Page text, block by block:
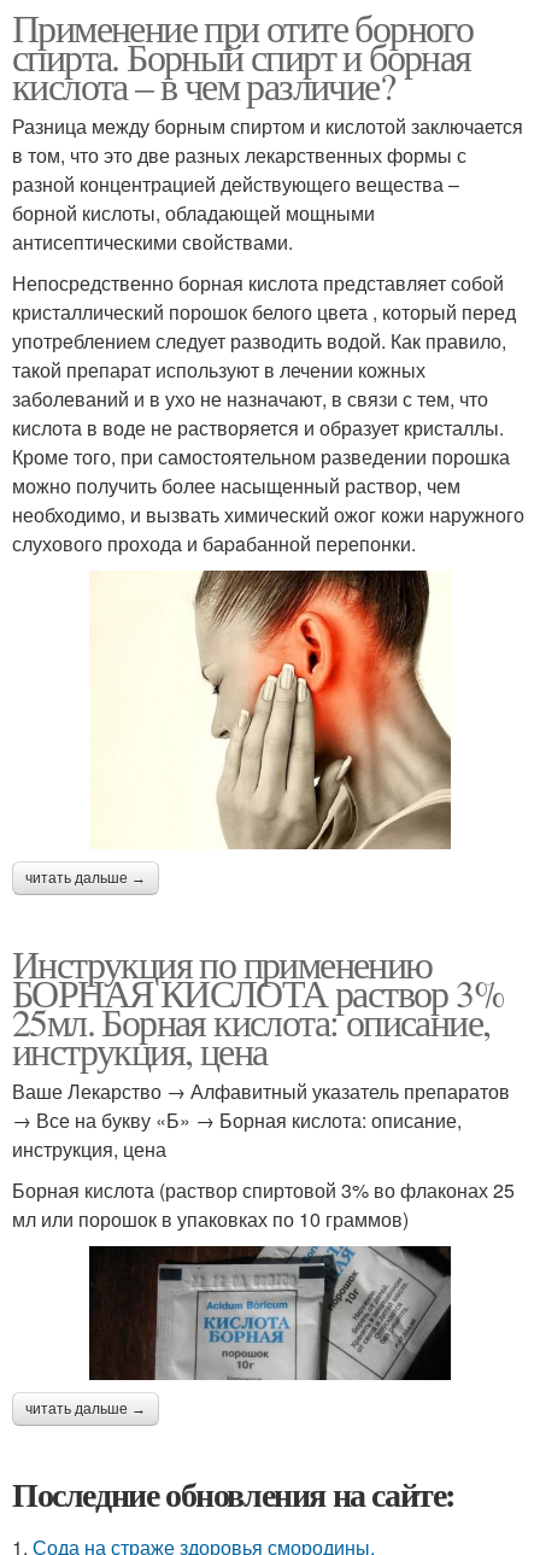
Применение при отите борного
спирта. Борный спирт и борная
кислота – в чем различие?
Разница между борным спиртом и кислотой заключается
в том, что это две разных лекарственных формы с
разной концентрацией действующего вещества –
борной кислоты, обладающей мощными
антисептическими свойствами.
Непосредственно борная кислота представляет собой
кристаллический порошок белого цвета , который перед
употрeблением следует разводить водой. Как правило,
такой препарат используют в лечении кожных
заболеваний и в ухо не назначают, в связи с тем, что
кислота в воде не растворяется и образует кристаллы.
Кроме того, при самостоятельном разведении порошка
можно получить более насыщенный раствор, чем
необходимо, и вызвать химический ожог кожи наружного
слухового прохода и баpaбанной перепонки.
читать дальше →
Инструкция по применению
БОРНАЯ КИСЛОТА раствор 3%
25мл. Борная кислота: описание,
инструкция, цена
Ваше Лекарство → Алфавитный указатель препаратов
→ Все на букву «Б» → Борная кислота: описание,
инструкция, цена
Борная кислота (раствор спиртовой 3% во флаконах 25
мл или порошок в упаковках по 10 граммов)
читать дальше →
Последние обновления на сайте:
1. Сода на страже здоровья смородины.